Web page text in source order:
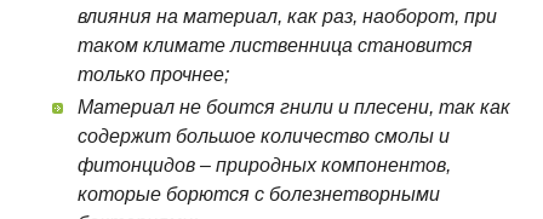
влияния на материал, как раз, наоборот, при
таком климате лиственница становится
только прочнее;
Материал не боится гнили и плесени, так как
содержит большое количество смолы и
фитонцидов – природных компонентов,
которые борются с болезнетворными